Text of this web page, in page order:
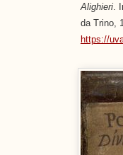
Alighieri.
da Trino,
https://